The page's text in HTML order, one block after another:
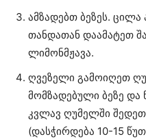
ამზადებთ ბეზეს.
თანდათან დაამატეთ
ლიმონმჟავა.
ღვეზელი გამოიღეთ
მომზადებული ბეზე და
კვლავ ღუმელში
(დასჭირდება 10-15